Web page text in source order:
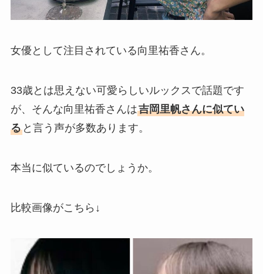
女優として注目されている向里祐香さん。
33歳とは思えない可愛らしいルックスで話題です
が、そんな向里祐香さんは吉岡里帆さんに似てい
ると言う声が多数あります。
本当に似ているのでしょうか。
比較画像がこちら↓